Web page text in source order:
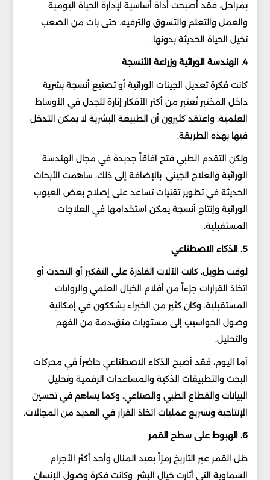
بمراحل. فقد أصبحت أداة أساسية لإدارة الحياة اليومية
والعمل والتعلم والتسوق والترفيه. حتى بات من الصعب
تخيل الحياة الحديثة بدونها.
4. الهندسة الوراثية وزراعة الأنسجة
كانت فكرة تعديل الجينات الوراثية أو تصنيع أنسجة بشرية
داخل المختبر تُعتبر من أكثر الأفكار إثارة للجدل في الأوساط
العلمية. واعتقد كثيرون أن الطبيعة البشرية لا يمكن التدخل
فيها بهذه الطريقة.
ولكن التقدم الطبي فتح آفاقاً جديدة في مجال الهندسة
الوراثية والعلاج الجيني. بالإضافة إلى ذلك، ساهمت الأبحاث
الحديثة في تطوير تقنيات تساعد على إصلاح بعض العيوب
الوراثية وإنتاج أنسجة يمكن استخدامها في العلاجات
المستقبلية.
5. الذكاء الاصطناعي
لوقت طويل، كانت الآلات القادرة على التفكير أو التحدث أو
اتخاذ القرارات جزءاً من أفلام الخيال العلمي والروايات
المستقبلية. وكان كثير من الخبراء يشككون في إمكانية
وصول الحواسيب إلى مستويات متق،دمة من الفهم
والتحليل.
أما اليوم، فقد أصبح الذكاء الاصطناعي حاضراً في محركات
البحث والتطبيقات الذكية والمساعدات الرقمية وتحليل
البيانات والقطاع الطبي والصناعي. وكما يساهم في تحسين
الإنتاجية وتسريع عمليات اتخاذ القرار في العديد من المجالات.
6. الهبوط على سطح القمر
ظل القمر عبر التاريخ رمزاً بعيد المنال وأحد أكثر الأجرام
السماوية التي أثارت خيال البشر. وكانت فكرة وصول الإنسان